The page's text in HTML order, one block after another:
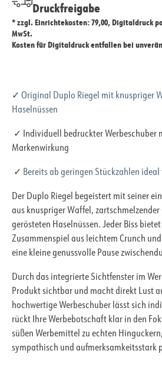
Druckfreigabe
* zzgl. Einrichtekosten: 79,00, Digitaldruck
MwSt.
Kosten für Digitaldruck entfallen bei
✓ Original Duplo Riegel mit knuspriger
Haselnüssen
✓ Individuell bedruckter Werbeschuber
Markenwirkung
✓ Bereits ab geringen Stückzahlen
Der Duplo Riegel begeistert mit seiner
aus knuspriger Waffel, zartschmelzender
gerösteten Haselnüssen. Jeder Biss
Zusammenspiel aus leichtem Crunch
eine kleine genussvolle Pause
Durch das integrierte Sichtfenster im
Produkt sichtbar und macht direkt Lust
hochwertige Werbeschuber lässt sich
rückt Ihre Werbebotschaft klar in den
süßen Werbemittel zu echten
sympathisch und aufmerksamkeitsstark